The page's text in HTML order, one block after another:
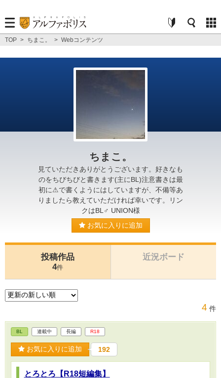
TOP > ちまこ。 > Webコンテンツ
ちまこ。
見ていただきありがとうございます。好きなも
のをちびちびと書きます(主にBL)注意書きは最
初に⚠︎で書くようにはしていますが、不備等あ
りましたら教えていただければ幸いです。リン
クはBL♂ UNION様
お気に入りに追加
投稿作品
4件
近況ボード
4 件
BL 連載中 長編 R18
お気に入りに追加 192
とろとろ【R18短編集】